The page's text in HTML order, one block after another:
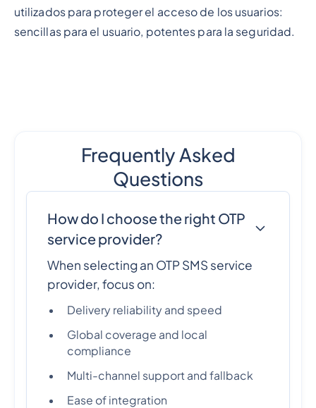
utilizados para proteger el acceso de los usuarios:
sencillas para el usuario, potentes para la seguridad.
Frequently Asked
Questions
How do I choose the right OTP
service provider?
When selecting an OTP SMS service
provider, focus on:
Delivery reliability and speed
Global coverage and local
compliance
Multi-channel support and fallback
Ease of integration